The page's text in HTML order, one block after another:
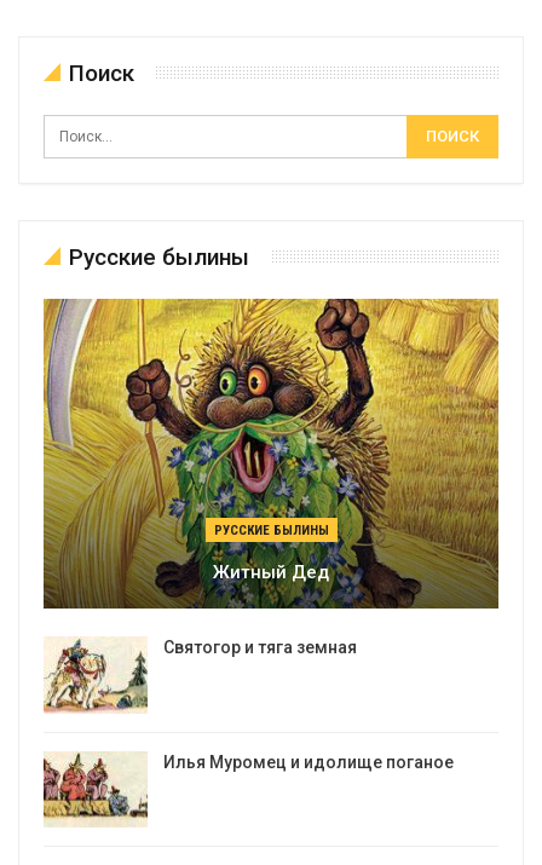
Поиск
Русские былины
РУССКИЕ БЫЛИНЫ
Житный Дед
Святогор и тяга земная
Илья Муромец и идолище поганое